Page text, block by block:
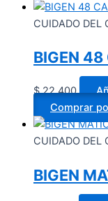
CUIDADO DEL
BIGEN 48
$22.400
Comprar
CUIDADO DEL
BIGEN